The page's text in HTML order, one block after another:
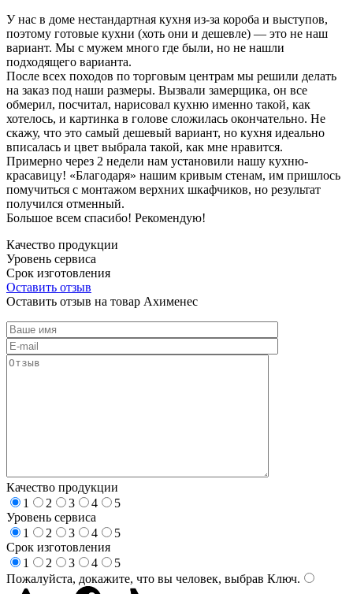
У нас в доме нестандартная кухня из-за короба и выступов,
поэтому готовые кухни (хоть они и дешевле) — это не наш
вариант. Мы с мужем много где были, но не нашли
подходящего варианта.
После всех походов по торговым центрам мы решили делать
на заказ под наши размеры. Вызвали замерщика, он все
обмерил, посчитал, нарисовал кухню именно такой, как
хотелось, и картинка в голове сложилась окончательно. Не
скажу, что это самый дешевый вариант, но кухня идеально
вписалась и цвет выбрала такой, как мне нравится.
Примерно через 2 недели нам установили нашу кухню-
красавицу! «Благодаря» нашим кривым стенам, им пришлось
помучиться с монтажом верхних шкафчиков, но результат
получился отменный.
Большое всем спасибо! Рекомендую!
Качество продукции
Уровень сервиса
Срок изготовления
Оставить отзыв
Оставить отзыв на товар Ахименес
Качество продукции
1
2 3 4
5
Уровень сервиса
1
2 3 4
5
Срок изготовления
1
2 3 4
5
Пожалуйста, докажите, что вы человек, выбрав Ключ.